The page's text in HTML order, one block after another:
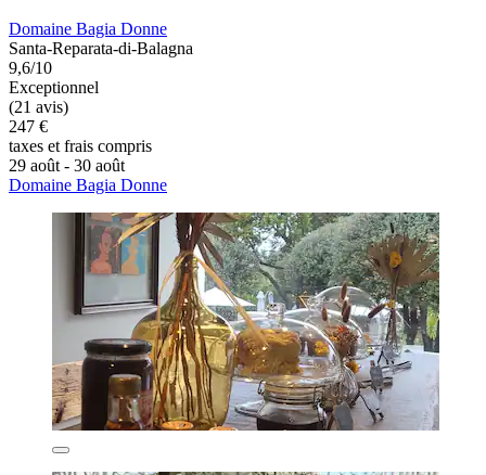
Domaine Bagia Donne
Santa-Reparata-di-Balagna
9,6/10
Exceptionnel
(21 avis)
247 €
taxes et frais compris
29 août - 30 août
Domaine Bagia Donne